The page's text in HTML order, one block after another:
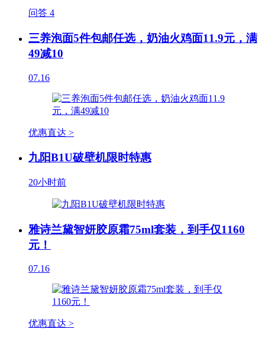
问答 4
三养泡面5件包邮任选，奶油火鸡面11.9元，满
49减10
07.16
优惠直达 >
九阳B1U破壁机限时特惠
20小时前
雅诗兰黛智妍胶原霜75ml套装，到手仅1160
元！
07.16
优惠直达 >